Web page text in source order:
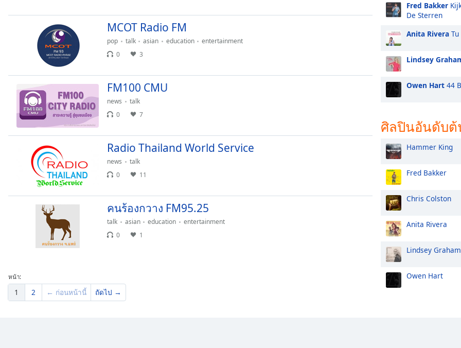
Close
window.
MCOT Radio FM
pop talk asian education
entertainment
0
3
FM100 CMU
news
talk
0
7
Radio Thailand World Service
news
talk
0
11
คนร้องกวาง FM95.25
talk asian education
entertainment
0
1
หน้า:
1 2 ← ก่อนหน้านี้ ถัดไป →
Fred Bakker
De Sterren
Anita Rivera
Lindsey
Owen Hart 44
ศิลปินอันดับ
Hammer King
Fred Bakker
Chris Colston
Anita Rivera
Lindsey Graham
Owen Hart